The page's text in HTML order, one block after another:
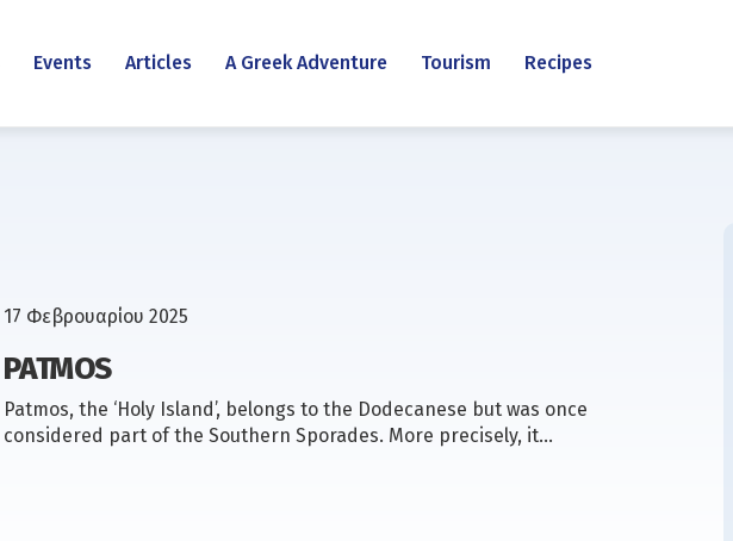
Events Articles A Greek Adventure Tourism Recipes
17 Φεβρουαρίου 2025
PATMOS
Patmos, the ‘Holy Island’, belongs to the Dodecanese but was once
considered part of the Southern Sporades. More precisely, it…